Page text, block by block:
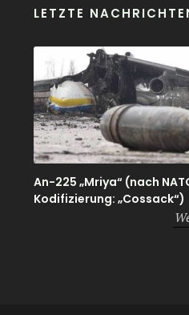
LETZTE
An-225 „Mriya“ (nach
Kodifizierung: „Cossack“)